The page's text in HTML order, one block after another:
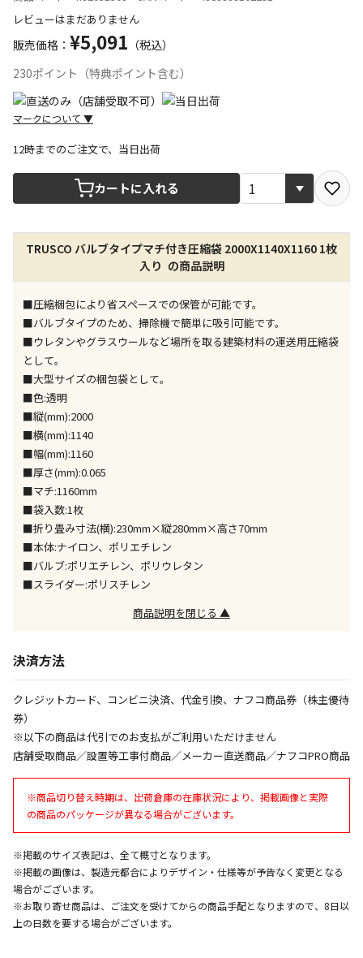
レビューはまだありません
販売価格： ¥5,091 （税込）
230ポイント（特典ポイント含む）
マークについて ▼
宅配や店舗受取を選択できる商品です
店舗のみで受取できる商品です（宅配便でのお届けが
できません）
※同時購入の商品は、全て同じ店舗での受取となりま
す
特定の店舗のみで受取ができる商品です（宅配便での
お届けができません）
※同時購入の商品は、全て同じ店舗での受取となりま
※ほか商品との同時購入はできません。お手数です
が、ご購入手続きを分けてお買い求めください
※支払い方法の代金引換は選択できません。
※電話注文はできません。
宅配のみでお届けする商品です（店舗受取は選択でき
ません）
※「宅配・店舗受取」「宅配のみ」マークの商品のみ
同時購入が可能です
午前9時までのご注文確定した商品については、当日に
出荷いたします。
ため、通常よりお時間をいただく場合がございます。
設置工事代金も含まれた商品です
お見積商品です。金額・施工日はお打ち合わせの上、
決定となります。
エアコンの取付工事が必要な商品です。別途費用が発
生する場合がございます。
12時までのご注文で、当日出荷
カートに入れる
TRUSCO バルブタイプマチ付き圧縮袋 2000X1140X1160 1枚
入り の商品説明
■圧縮梱包により省スペースでの保管が可能です。
■バルブタイプのため、掃除機で簡単に吸引可能です。
■ウレタンやグラスウールなど場所を取る建築材料の運送用圧縮袋
として。
■大型サイズの梱包袋として。
■色:透明
■縦(mm):2000
■横(mm):1140
■幅(mm):1160
■厚さ(mm):0.065
■マチ:1160mm
■袋入数:1枚
■折り畳み寸法(横):230mm×縦280mm×高さ70mm
■本体:ナイロン、ポリエチレン
■バルブ:ポリエチレン、ポリウレタン
■スライダー:ポリスチレン
商品説明を閉じる ▲
決済方法
クレジットカード、コンビニ決済、代金引換、ナフコ商品券（株主優待
券）
※以下の商品は代引でのお支払がご利用いただけません
店舗受取商品／設置等工事付商品／メーカー直送商品／ナフコPRO商品
※商品切り替え時期は、出荷倉庫の在庫状況により、掲載画像と実際
の商品のパッケージが異なる場合がございます。
※掲載のサイズ表記は、全て概寸となります。
※掲載の画像は、製造元都合によりデザイン・仕様等が予告なく変更となる
場合がございます。
※お取り寄せ商品は、ご注文を受けてからの商品手配となりますので、8日以
上の日数を要する場合がございます。